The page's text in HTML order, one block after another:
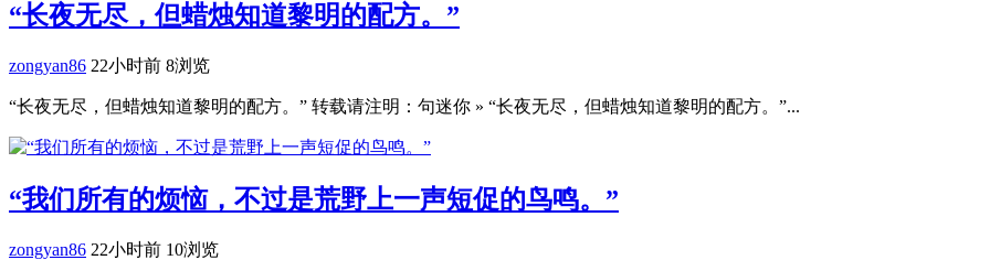
“长夜无尽，但蜡烛知道黎明的配方。”
zongyan86 22小时前 8浏览
“长夜无尽，但蜡烛知道黎明的配方。” 转载请注明：句迷你 » “长夜无尽，但蜡烛知道黎明的配方。”...
“我们所有的烦恼，不过是荒野上一声短促的鸟鸣。”
zongyan86 22小时前 10浏览